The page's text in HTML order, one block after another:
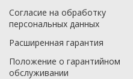
Согласие на обработку
персональных данных
Расширенная гарантия
Положение о гарантийном
обслуживании